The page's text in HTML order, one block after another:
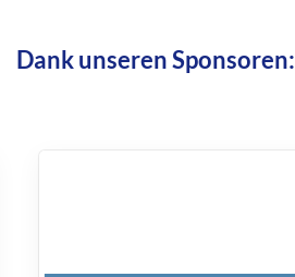
Dank unseren Sponsoren: